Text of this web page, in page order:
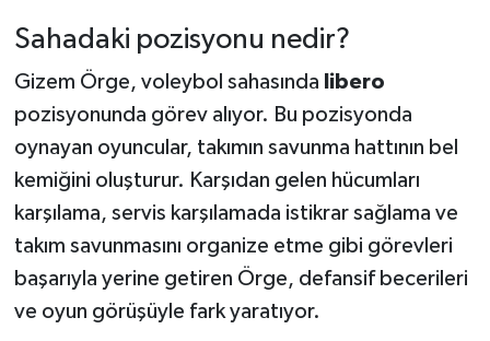
Sahadaki pozisyonu nedir?
Gizem Örge, voleybol sahasında libero
pozisyonunda görev alıyor. Bu pozisyonda
oynayan oyuncular, takımın savunma hattının bel
kemiğini oluşturur. Karşıdan gelen hücumları
karşılama, servis karşılamada istikrar sağlama ve
takım savunmasını organize etme gibi görevleri
başarıyla yerine getiren Örge, defansif becerileri
ve oyun görüşüyle fark yaratıyor.